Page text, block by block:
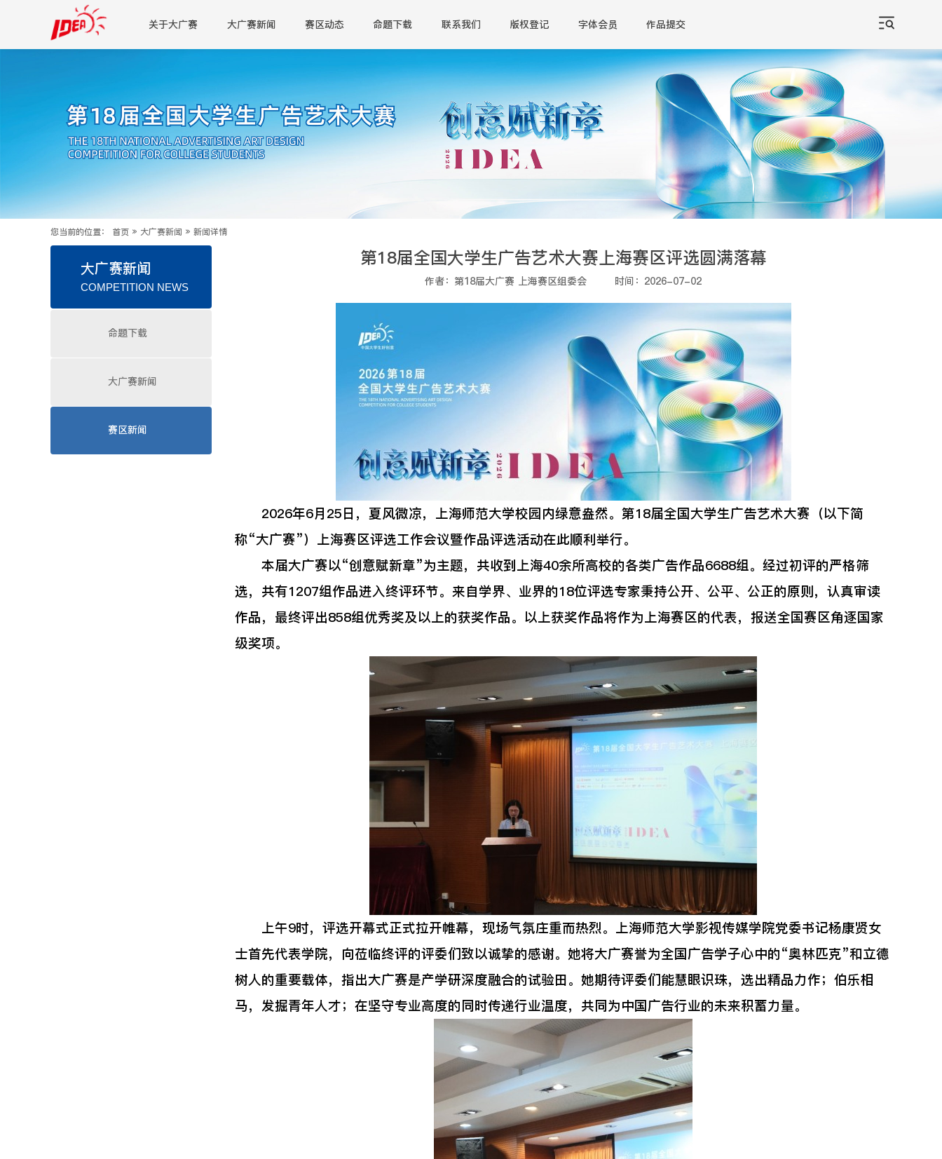
关于大广赛 大广赛新闻 赛区动态 命题下载 联系我们 版权登记 字体会员 作品提交
您当前的位置： 首页 » 大广赛新闻 » 新闻详情
大广赛新闻
COMPETITION NEWS
命题下载
大广赛新闻
赛区新闻
第18届全国大学生广告艺术大赛上海赛区评选圆满落幕
作者：第18届大广赛 上海赛区组委会 时间：2026-07-02
2026年6月25日，夏风微凉，上海师范大学校园内绿意盎然。第18届全国大学生广告艺术大赛（以下简
称“大广赛”）上海赛区评选工作会议暨作品评选活动在此顺利举行。
本届大广赛以“创意赋新章”为主题，共收到上海40余所高校的各类广告作品6688组。经过初评的严格筛
选，共有1207组作品进入终评环节。来自学界、业界的18位评选专家秉持公开、公平、公正的原则，认真审读
作品，最终评出858组优秀奖及以上的获奖作品。以上获奖作品将作为上海赛区的代表，报送全国赛区角逐国家
级奖项。
上午9时，评选开幕式正式拉开帷幕，现场气氛庄重而热烈。上海师范大学影视传媒学院党委书记杨康贤女
士首先代表学院，向莅临终评的评委们致以诚挚的感谢。她将大广赛誉为全国广告学子心中的“奥林匹克”和立德
树人的重要载体，指出大广赛是产学研深度融合的试验田。她期待评委们能慧眼识珠，选出精品力作；伯乐相
马，发掘青年人才；在坚守专业高度的同时传递行业温度，共同为中国广告行业的未来积蓄力量。